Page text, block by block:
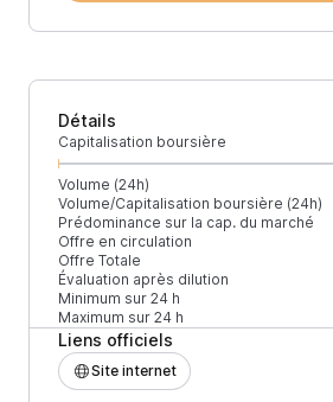
Détails
Capitalisation boursière
Volume (24h)
Volume/Capitalisation boursière (24h)
Prédominance sur la cap. du marché
Offre en circulation
Offre Totale
Évaluation après dilution
Minimum sur 24 h
Maximum sur 24 h
Liens officiels
Site internet